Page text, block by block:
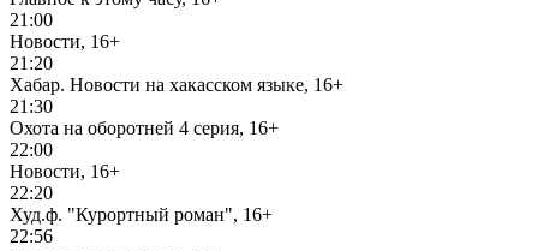
21:00
Новости, 16+
21:20
Хабар. Новости на хакасском языке, 16+
21:30
Охота на оборотней 4 серия, 16+
22:00
Новости, 16+
22:20
Худ.ф. "Курортный роман", 16+
22:56